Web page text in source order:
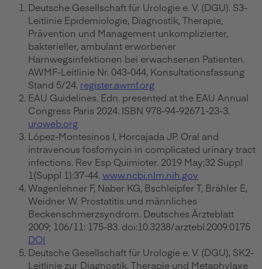
Deutsche Gesellschaft für Urologie e. V. (DGU). S3-
Leitlinie Epidemiologie, Diagnostik, Therapie,
Prävention und Management unkomplizierter,
bakterieller, ambulant erworbener
Harnwegsinfektionen bei erwachsenen Patienten.
AWMF-Leitlinie Nr. 043-044, Konsultationsfassung
Stand 5/24. register.awmf.org
EAU Guidelines. Edn. presented at the EAU Annual
Congress Paris 2024. ISBN 978-94-92671-23-3.
uroweb.org
López-Montesinos I, Horcajada JP. Oral and
intravenous fosfomycin in complicated urinary tract
infections. Rev Esp Quimioter. 2019 May;32 Suppl
1(Suppl 1):37-44. www.ncbi.nlm.nih.gov
Wagenlehner F, Naber KG, Bschleipfer T, Brähler E,
Weidner W. Prostatitis und männliches
Beckenschmerzsyndrom. Deutsches Ärzteblatt
2009; 106/11: 175-83. doi:10.3238/arztebl.2009.0175
DOI
Deutsche Gesellschaft für Urologie e. V. (DGU), SK2-
Leitlinie zur Diagnostik, Therapie und Metaphylaxe